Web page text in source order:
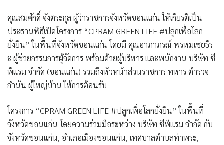
คุณสมศักดิ์ จังตระกุล ผู้ว่าราชการจังหวัดขอนแก่น ให้เกียรติเป็น
ประธานพิธีเปิดโครงการ “CPRAM GREEN LIFE #ปลูกเพื่อโลก
ยั่งยืน” ในพื้นที่จังหวัดขอนแก่น โดยมี คุณอาภาภรณ์ พรหมเชยธีร
ะ ผู้ช่วยกรรมการผู้จัดการ พร้อมด้วยผู้บริหาร และพนักงาน บริษัท ซี
พีแรม จำกัด (ขอนแก่น) รวมถึงหัวหน้าส่วนราชการ ทหาร ตำรวจ
กำนัน ผู้ใหญ่บ้าน ให้การต้อนรับ
โครงการ “CPRAM GREEN LIFE #ปลูกเพื่อโลกยั่งยืน” ในพื้นที่
จังหวัดขอนแก่น โดยความร่วมมือระหว่าง บริษัท ซีพีแรม จำกัด กับ
จังหวัดขอนแก่น, อำเภอเมืองขอนแก่น, เทศบาลตำบลท่าพระ,